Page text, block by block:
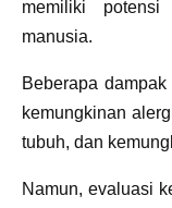
memiliki
manusia.
Beberapa
kemungkinan
tubuh, dan
Namun, evaluasi